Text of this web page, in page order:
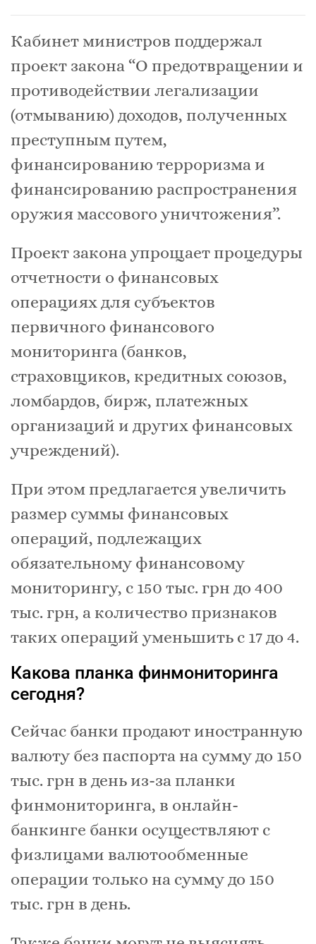
Кабинет министров поддержал
проект закона “О предотвращении и
противодействии легализации
(отмыванию) доходов, полученных
преступным путем,
финансированию терроризма и
финансированию распространения
оружия массового уничтожения”.
Проект закона упрощает процедуры
отчетности о финансовых
операциях для субъектов
первичного финансового
мониторинга (банков,
страховщиков, кредитных союзов,
ломбардов, бирж, платежных
организаций и других финансовых
учреждений).
При этом предлагается увеличить
размер суммы финансовых
операций, подлежащих
обязательному финансовому
мониторингу, с 150 тыс. грн до 400
тыс. грн, а количество признаков
таких операций уменьшить с 17 до 4.
Какова планка финмониторинга
сегодня?
Сейчас банки продают иностранную
валюту без паспорта на сумму до 150
тыс. грн в день из-за планки
финмониторинга, в онлайн-
банкинге банки осуществляют с
физлицами валютообменные
операции только на сумму до 150
тыс. грн в день.